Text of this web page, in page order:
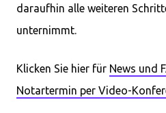
daraufhin alle weiteren
unternimmt.
Klicken Sie hier für News und
Notartermin per Video-